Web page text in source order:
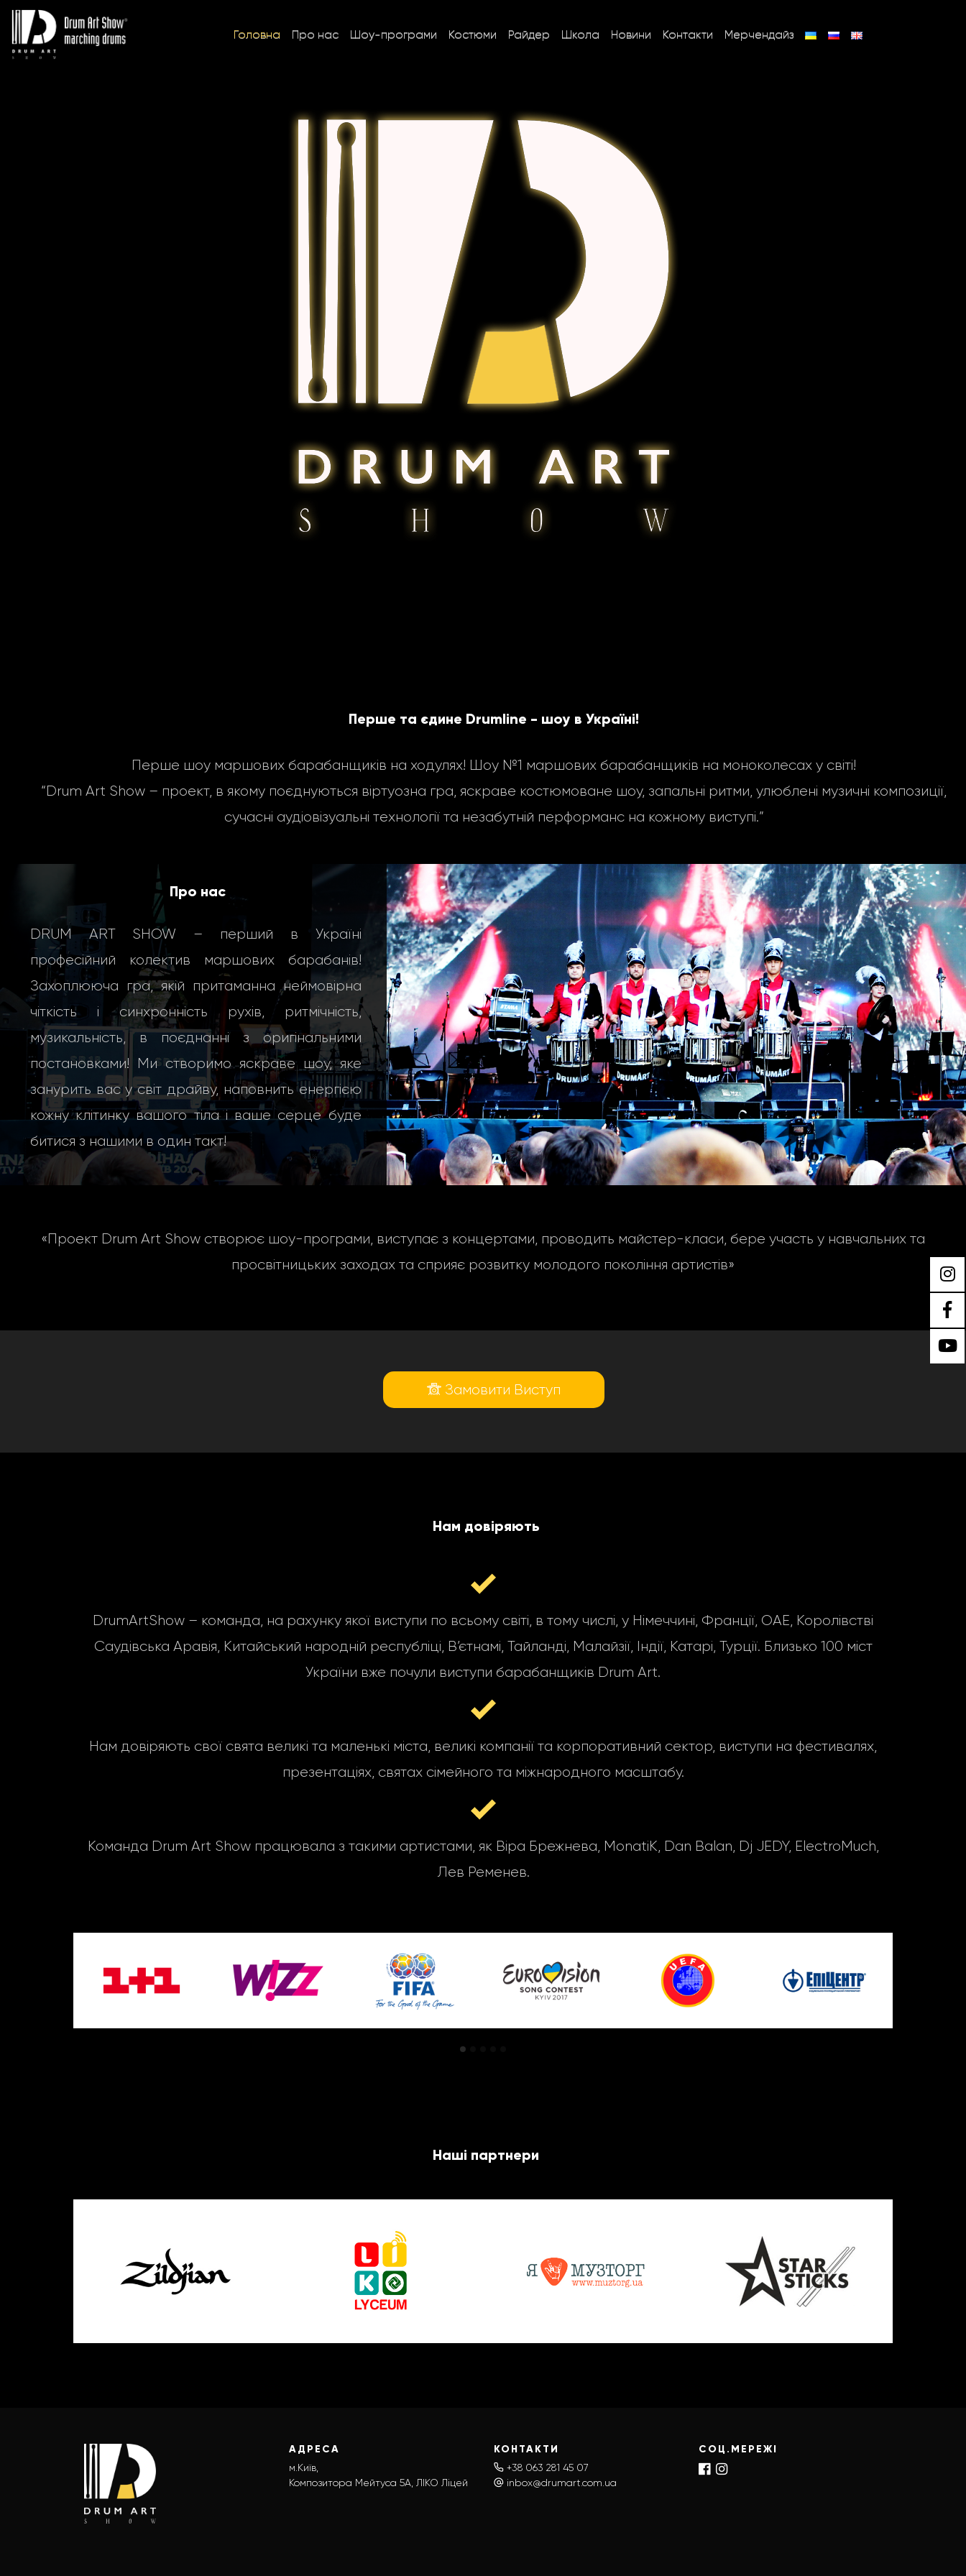
Головна Про нас Шоу-програми Костюми Райдер Школа Новини Контакти Мерчендайз
Перше та єдине Drumline - шоу в Україні!
Перше шоу маршових барабанщиків на ходулях! Шоу №1 маршових барабанщиків на моноколесах у світі!
“Drum Art Show – проект, в якому поєднуються віртуозна гра, яскраве костюмоване шоу, запальні ритми, улюблені музичні композиції,
сучасні аудіовізуальні технології та незабутній перформанс на кожному виступі.”
Про нас
DRUM ART SHOW – перший в Україні
професійний колектив маршових барабанів!
Захоплююча гра, якій притаманна неймовірна
чіткість і синхронність рухів, ритмічність,
музикальність, в поєднанні з оригінальними
постановками! Ми створимо яскраве шоу, яке
занурить вас у світ драйву, наповнить енергією
кожну клітинку вашого тіла і ваше серце буде
битися з нашими в один такт!
«Проект Drum Art Show створює шоу-програми, виступає з концертами, проводить майстер-класи, бере участь у навчальних та
просвітницьких заходах та сприяє розвитку молодого покоління артистів»
Замовити Виступ
Нам довіряють
DrumArtShow – команда, на рахунку якої виступи по всьому світі, в тому числі, у Німеччині, Франції, ОАЕ, Королівстві
Саудівська Аравія, Китайський народній республіці, В’єтнамі, Тайланді, Малайзії, Індії, Катарі, Турції. Близько 100 міст
України вже почули виступи барабанщиків Drum Art.
Нам довіряють свої свята великі та маленькі міста, великі компанії та корпоративний сектор, виступи на фестивалях,
презентаціях, святах сімейного та міжнародного масштабу.
Команда Drum Art Show працювала з такими артистами, як Віра Брежнева, MonatiK, Dan Balan, Dj JEDY, ElectroMuch,
Лев Ременев.
Наші партнери
АДРЕСА
м.Київ,
Композитора Мейтуса 5А, ЛІКО Ліцей
КОНТАКТИ
+38 063 281 45 07
inbox@drumart.com.ua
СОЦ.МЕРЕЖІ